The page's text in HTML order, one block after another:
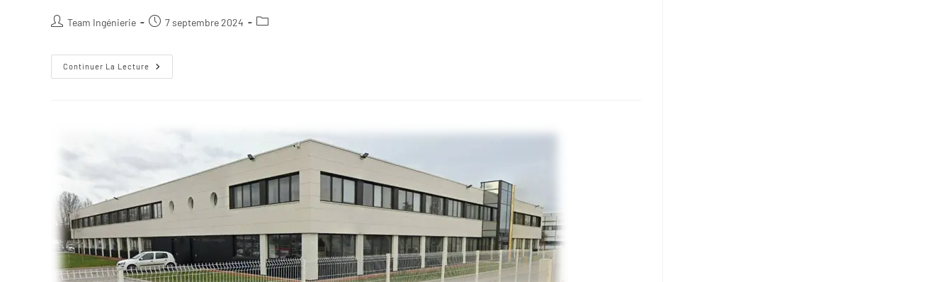
Team Ingénierie 7 septembre 2024
Continuer La Lecture